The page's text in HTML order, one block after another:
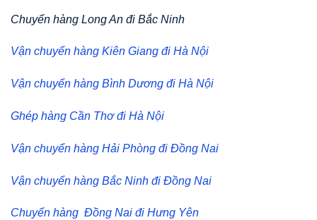
Chuyển hàng Long An đi Bắc Ninh
Vận chuyển hàng Kiên Giang đi Hà Nội
Vận chuyển hàng Bình Dương đi Hà Nội
Ghép hàng Cần Thơ đi Hà Nội
Vận chuyển hàng Hải Phòng đi Đồng Nai
Vận chuyển hàng Bắc Ninh đi Đồng Nai
Chuyển hàng Đồng Nai đi Hưng Yên